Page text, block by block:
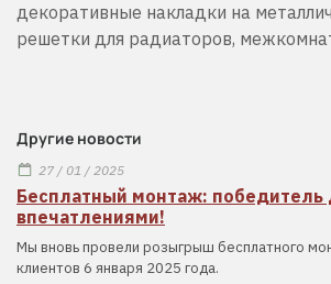
декоративные накладки на
решетки для радиаторов,
Другие новости
27 / 01 / 2025
Бесплатный монтаж: победитель
впечатлениями!
Мы вновь провели розыгрыш бесплатного
клиентов 6 января 2025 года.